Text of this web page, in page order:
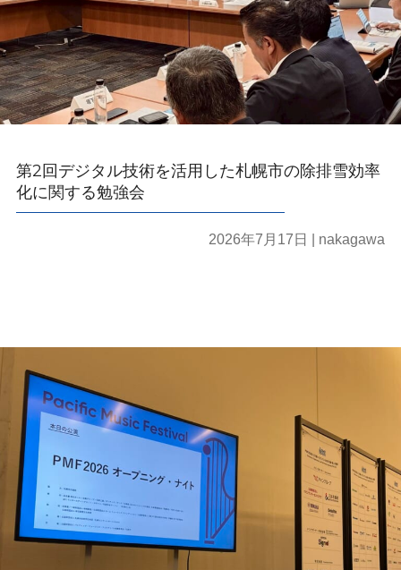
第2回デジタル技術を活用した札幌市の除排雪効率
化に関する勉強会
2026年7月17日 | nakagawa